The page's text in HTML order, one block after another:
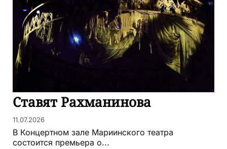
Ставят Рахманинова
11.07.2026
В Концертном зале Мариинского театра
состоится премьера о...